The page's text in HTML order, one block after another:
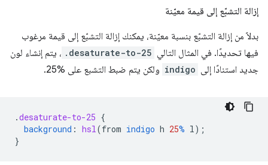
إزالة التشبّع إلى قيمة معيّنة
بدلاً من إزالة التشبّع بنسبة معيّنة، يمكنك إزالة التشبّع إلى قيمة مرغوب
فيها تحديدًا. في المثال التالي .desaturate-to-25 ، يتم إنشاء لون
جديد استنادًا إلى indigo ولكن يتم ضبط التشبع على %25.
.desaturate-to-25 {
background : hsl (from indigo h 25% l );
}